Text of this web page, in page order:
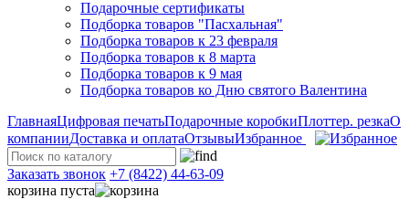
Подарочные сертификаты
Подборка товаров "Пасхальная"
Подборка товаров к 23 февраля
Подборка товаров к 8 марта
Подборка товаров к 9 мая
Подборка товаров ко Дню святого Валентина
ГлавнаяЦифровая печатьПодарочные коробкиПлоттер. резкаО
компанииДоставка и оплатаОтзывыИзбранное
Заказать звонок +7 (8422) 44-63-09
корзина пуста